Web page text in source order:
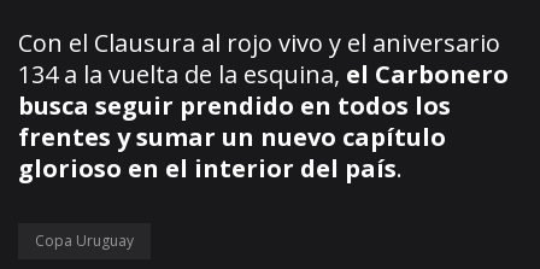
Con el Clausura al rojo vivo y el aniversario
134 a la vuelta de la esquina, el Carbonero
busca seguir prendido en todos los
frentes y sumar un nuevo capítulo
glorioso en el interior del país.
Copa Uruguay